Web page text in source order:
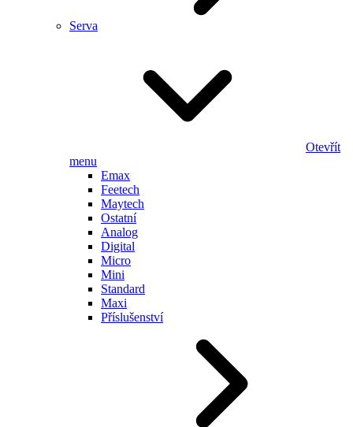
Serva
Otevřít
menu
Emax
Feetech
Maytech
Ostatní
Analog
Digital
Micro
Mini
Standard
Maxi
Příslušenství